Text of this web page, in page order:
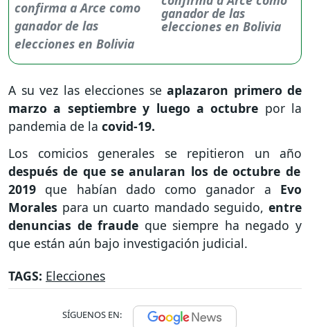
ganador de las
elecciones en Bolivia
A su vez las elecciones se aplazaron primero de
marzo a septiembre y luego a octubre por la
pandemia de la covid-19.
Los comicios generales se repitieron un año
después de que se anularan los de octubre de
2019 que habían dado como ganador a Evo
Morales para un cuarto mandado seguido, entre
denuncias de fraude que siempre ha negado y
que están aún bajo investigación judicial.
TAGS: Elecciones
SÍGUENOS EN: